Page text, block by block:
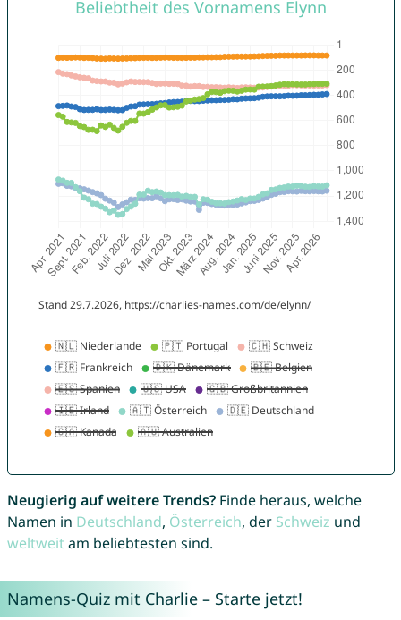
Neugierig auf weitere Trends?Finde heraus, welche
Namen in Deutschland, Österreich, der Schweiz und
weltweitam beliebtesten sind.
Namens-Quiz mit Charlie – Starte jetzt!